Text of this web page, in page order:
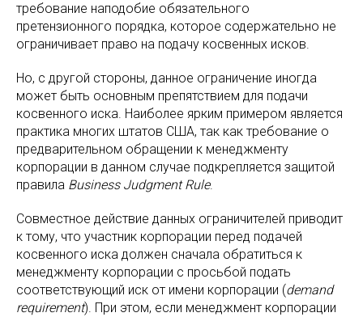
требование наподобие обязательного
претензионного порядка, которое содержательно не
ограничивает право на подачу косвенных исков.
Но, с другой стороны, данное ограничение иногда
может быть основным препятствием для подачи
косвенного иска. Наиболее ярким примером является
практика многих штатов США, так как требование о
предварительном обращении к менеджменту
корпорации в данном случае подкрепляется защитой
правила Business Judgment Rule.
Совместное действие данных ограничителей приводит
к тому, что участник корпорации перед подачей
косвенного иска должен сначала обратиться к
менеджменту корпорации с просьбой подать
соответствующий иск от имени корпорации (demand
requirement). При этом, если менеджмент корпорации